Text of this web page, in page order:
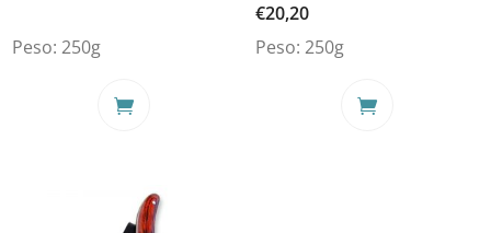
Peso:250g
€20,20
Peso: 250g